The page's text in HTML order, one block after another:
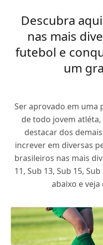
Descubra
nas mais
futebol e
um
Ser aprovado em uma
de todo jovem
destacar dos
increver em diversas
brasileiros nas mais
11, Sub 13, Sub 15,
abaixo e veja